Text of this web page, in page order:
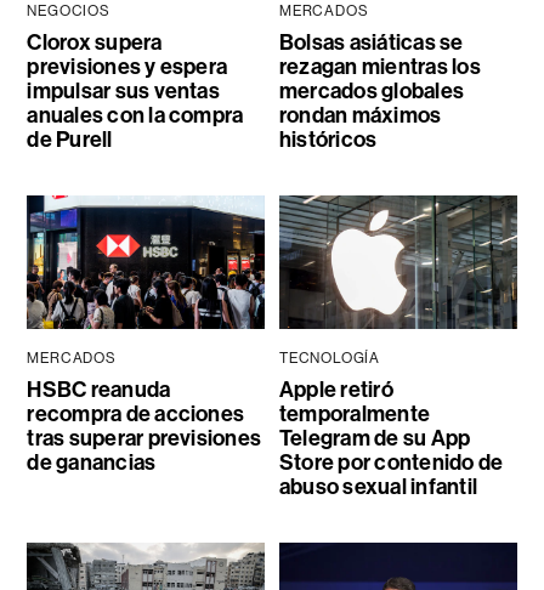
NEGOCIOS
Clorox supera
previsiones y espera
impulsar sus ventas
anuales con la compra
de Purell
MERCADOS
Bolsas asiáticas se
rezagan mientras los
mercados globales
rondan máximos
históricos
MERCADOS
HSBC reanuda
recompra de acciones
tras superar previsiones
de ganancias
TECNOLOGÍA
Apple retiró
temporalmente
Telegram de su App
Store por contenido de
abuso sexual infantil